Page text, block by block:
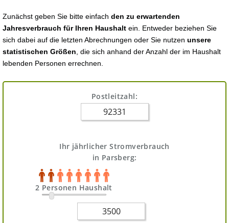
Zunächst geben Sie bitte einfach den zu erwartenden
Jahresverbrauch für Ihren Haushalt ein. Entweder beziehen Sie
sich dabei auf die letzten Abrechnungen oder Sie nutzen unsere
statistischen Größen , die sich anhand der Anzahl der im Haushalt
lebenden Personen errechnen.
Postleitzahl:
Ihr jährlicher Stromverbrauch
in Parsberg:
2 Personen Haushalt